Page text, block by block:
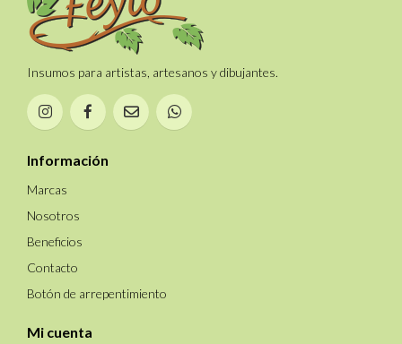
Insumos para artistas, artesanos y dibujantes.
Información
Marcas
Nosotros
Beneficios
Contacto
Botón de arrepentimiento
Mi cuenta